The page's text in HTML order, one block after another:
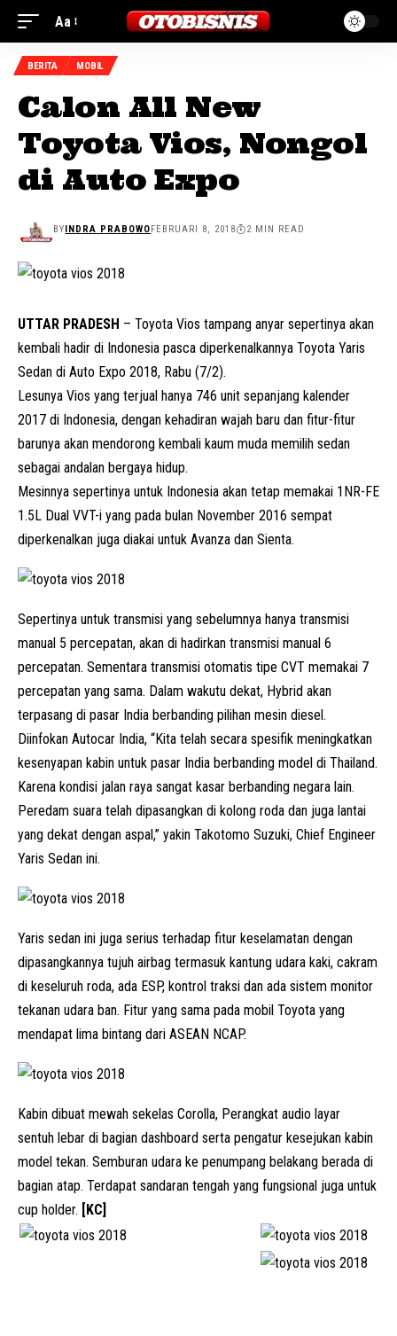
Aa
BERITA MOBIL
Calon All New
Toyota Vios, Nongol
di Auto Expo
BYINDRA PRABOWOFEBRUARI 8, 2018 2 MIN READ
UTTAR PRADESH – Toyota Vios tampang anyar sepertinya akan
kembali hadir di Indonesia pasca diperkenalkannya Toyota Yaris
Sedan di Auto Expo 2018, Rabu (7/2).
Lesunya Vios yang terjual hanya 746 unit sepanjang kalender
2017 di Indonesia, dengan kehadiran wajah baru dan fitur-fitur
barunya akan mendorong kembali kaum muda memilih sedan
sebagai andalan bergaya hidup.
Mesinnya sepertinya untuk Indonesia akan tetap memakai 1NR-FE
1.5L Dual VVT-i yang pada bulan November 2016 sempat
diperkenalkan juga diakai untuk Avanza dan Sienta.
Sepertinya untuk transmisi yang sebelumnya hanya transmisi
manual 5 percepatan, akan di hadirkan transmisi manual 6
percepatan. Sementara transmisi otomatis tipe CVT memakai 7
percepatan yang sama. Dalam wakutu dekat, Hybrid akan
terpasang di pasar India berbanding pilihan mesin diesel.
Diinfokan Autocar India, “Kita telah secara spesifik meningkatkan
kesenyapan kabin untuk pasar India berbanding model di Thailand.
Karena kondisi jalan raya sangat kasar berbanding negara lain.
Peredam suara telah dipasangkan di kolong roda dan juga lantai
yang dekat dengan aspal,” yakin Takotomo Suzuki, Chief Engineer
Yaris Sedan ini.
Yaris sedan ini juga serius terhadap fitur keselamatan dengan
dipasangkannya tujuh airbag termasuk kantung udara kaki, cakram
di keseluruh roda, ada ESP, kontrol traksi dan ada sistem monitor
tekanan udara ban. Fitur yang sama pada mobil Toyota yang
mendapat lima bintang dari ASEAN NCAP.
Kabin dibuat mewah sekelas Corolla, Perangkat audio layar
sentuh lebar di bagian dashboard serta pengatur kesejukan kabin
model tekan. Semburan udara ke penumpang belakang berada di
bagian atap. Terdapat sandaran tengah yang fungsional juga untuk
cup holder. [KC]